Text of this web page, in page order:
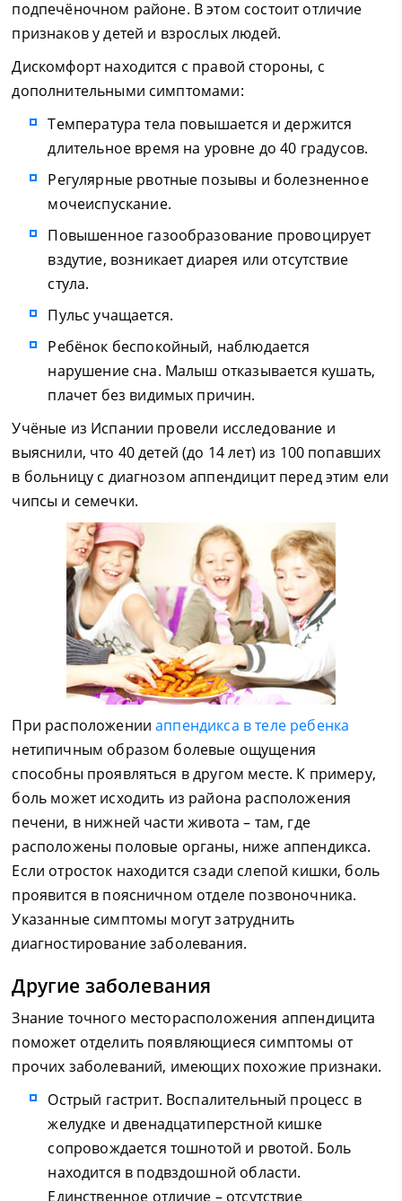
подпечёночном районе. В этом состоит отличие
признаков у детей и взрослых людей.
Дискомфорт находится с правой стороны, с
дополнительными симптомами:
Температура тела повышается и держится
длительное время на уровне до 40 градусов.
Регулярные рвотные позывы и болезненное
мочеиспускание.
Повышенное газообразование провоцирует
вздутие, возникает диарея или отсутствие
стула.
Пульс учащается.
Ребёнок беспокойный, наблюдается
нарушение сна. Малыш отказывается кушать,
плачет без видимых причин.
Учёные из Испании провели исследование и
выяснили, что 40 детей (до 14 лет) из 100 попавших
в больницу с диагнозом аппендицит перед этим ели
чипсы и семечки.
При расположенииаппендикса в теле ребенка
нетипичным образом болевые ощущения
способны проявляться в другом месте. К примеру,
боль может исходить из района расположения
печени, в нижней части живота – там, где
расположены половые органы, ниже аппендикса.
Если отросток находится сзади слепой кишки, боль
проявится в поясничном отделе позвоночника.
Указанные симптомы могут затруднить
диагностирование заболевания.
Другие заболевания
Знание точного месторасположения аппендицита
поможет отделить появляющиеся симптомы от
прочих заболеваний, имеющих похожие признаки.
Острый гастрит. Воспалительный процесс в
желудке и двенадцатиперстной кишке
сопровождается тошнотой и рвотой. Боль
находится в подвздошной области.
Единственное отличие – отсутствие